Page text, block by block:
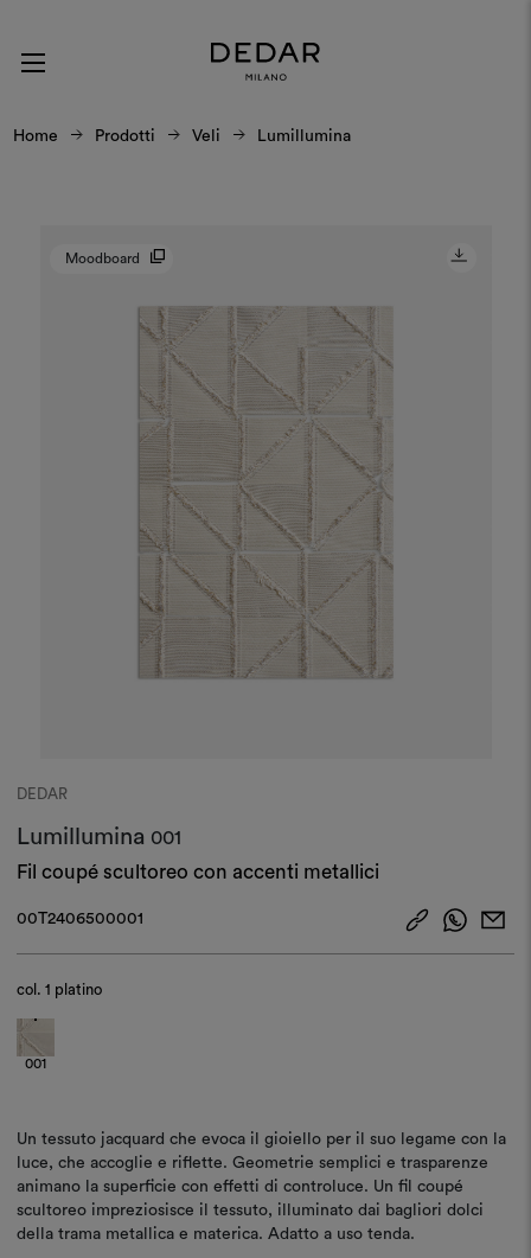
Home Prodotti Veli Lumillumina
Moodboard
DEDAR
Lumillumina 001
Fil coupé scultoreo con accenti metallici
00T2406500001
col.1 platino
001
Un tessuto jacquard che evoca il gioiello per il suo legame con la
luce, che accoglie e riflette. Geometrie semplici e trasparenze
animano la superficie con effetti di controluce. Un fil coupé
scultoreo impreziosisce il tessuto, illuminato dai bagliori dolci
della trama metallica e materica. Adatto a uso tenda.